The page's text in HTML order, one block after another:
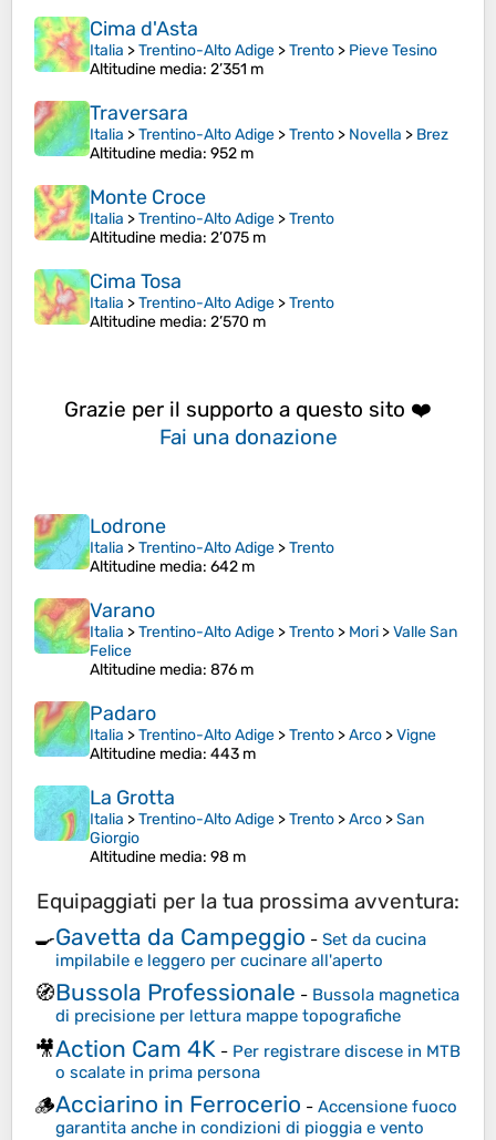
Cima d'Asta
Italia >Trentino-Alto Adige >Trento > Pieve Tesino
Altitudine media: 2’351 m
Traversara
Italia >Trentino-Alto Adige >Trento > Novella > Brez
Altitudine media: 952 m
Monte Croce
Italia >Trentino-Alto Adige >Trento
Altitudine media: 2’075 m
Cima Tosa
Italia >Trentino-Alto Adige >Trento
Altitudine media: 2’570 m
Grazie per il supporto a questo sito ❤️
Fai una donazione
Lodrone
Italia >Trentino-Alto Adige >Trento
Altitudine media: 642 m
Varano
Italia >Trentino-Alto Adige >Trento > Mori >Valle San
Felice
Altitudine media: 876 m
Padaro
Italia >Trentino-Alto Adige >Trento >Arco >Vigne
Altitudine media: 443 m
La Grotta
Italia >Trentino-Alto Adige >Trento >Arco >San
Giorgio
Altitudine media: 98 m
Equipaggiati per la tua prossima avventura:
🍳Gavetta da Campeggio - Set da cucina
impilabile e leggero per cucinare all'aperto
🧭Bussola Professionale - Bussola magnetica
di precisione per lettura mappe topografiche
🎥Action Cam 4K - Per registrare discese in MTB
o scalate in prima persona
🪵Acciarino in Ferrocerio - Accensione fuoco
garantita anche in condizioni di pioggia e vento